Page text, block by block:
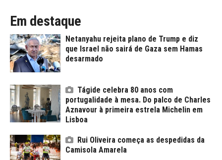
Em destaque
Netanyahu rejeita plano de Trump e diz
que Israel não sairá de Gaza sem Hamas
desarmado
Tágide celebra 80 anos com
portugalidade à mesa. Do palco de Charles
Aznavour à primeira estrela Michelin em
Lisboa
Rui Oliveira começa as despedidas da
Camisola Amarela